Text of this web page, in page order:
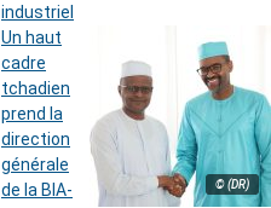
industriel
© (DR)
Un haut
cadre
tchadien
prend la
direction
générale
de la BIA-